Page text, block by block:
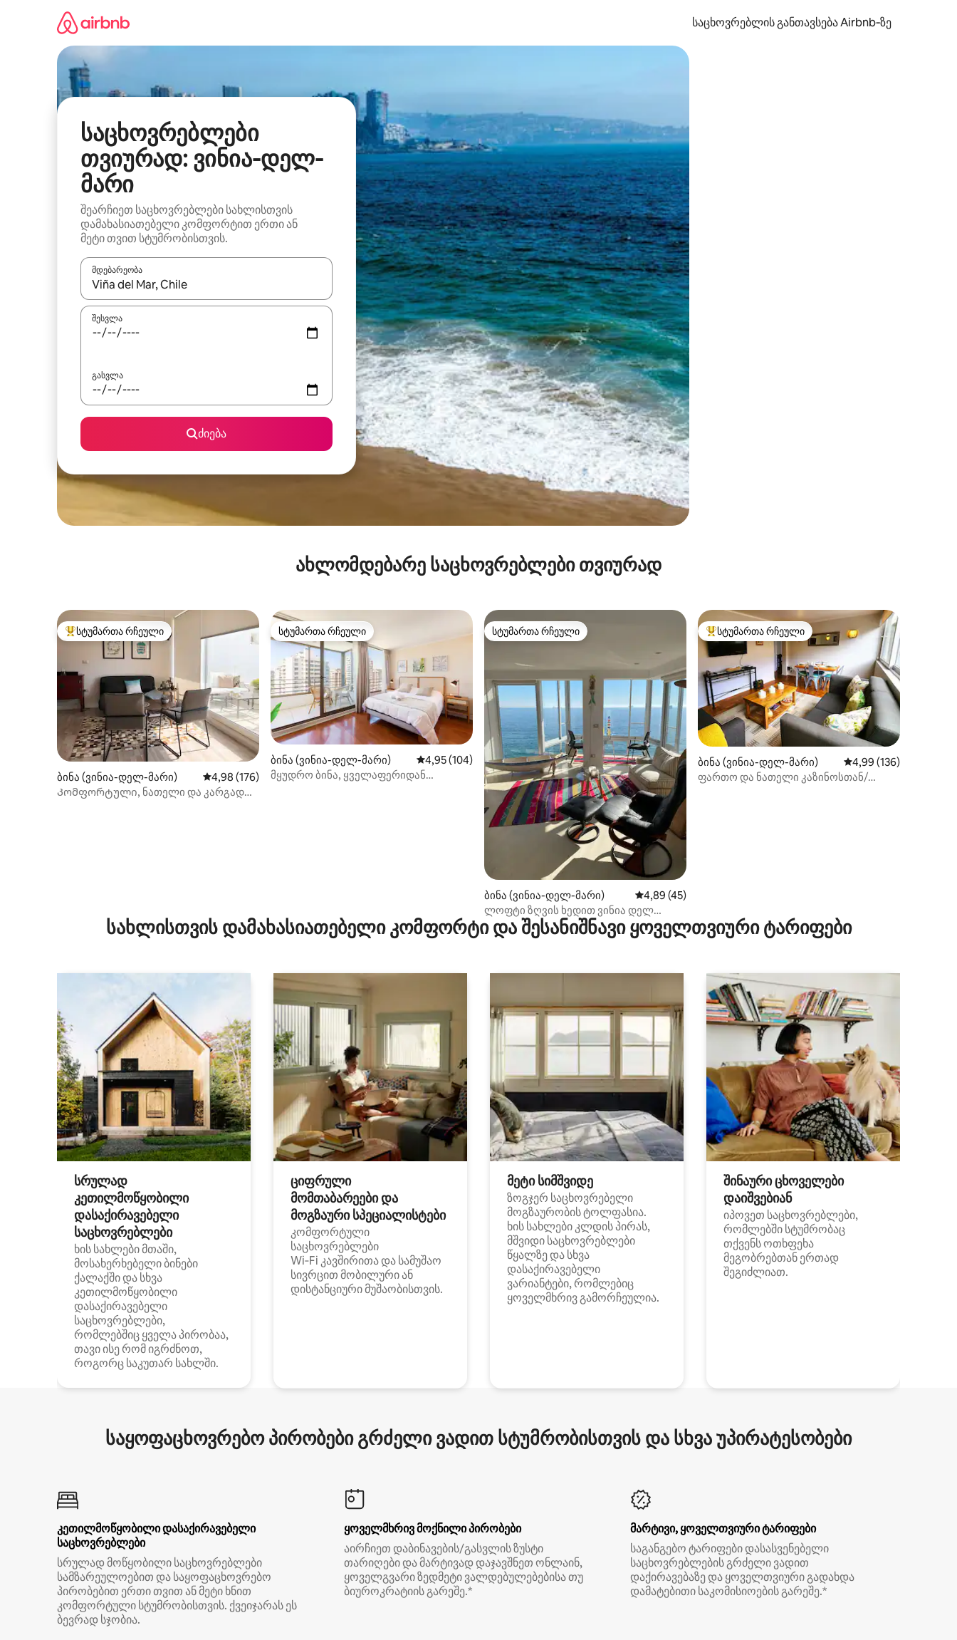
საცხოვრებლის განთავსება Airbnb‑ზე
საცხოვრებლები
თვიურად: ვინია-დელ-
მარი
შეარჩიეთ საცხოვრებლები სახლისთვის
დამახასიათებელი კომფორტით ერთი ან
მეტი თვით სტუმრობისთვის.
მდებარეობა
როცა შედეგები ხელმისაწვდომი გახდება, ნავიგაციისთვის გამოიყენეთ კლავიშები ზემოთ/ქვემოთ მიმართული ისრებით ან შეხებისა თუ თითის გასმის ჟესტები.
შესვლა
გასვლა
ძიება
ახლომდებარე საცხოვრებლები თვიურად
სტუმართა რჩეული მოწინავე ვარიანტი
სტუმართა რჩეული
ბინა (ვინია-დელ-მარი) საშუალო შეფასებაა 5‑დან 4,98, 176 მიმოხილვა
4,98 (176)
Კომფორტული, ნათელი და კარგად
სტუმართა რჩეული
სტუმართა რჩეული
ბინა (ვინია-დელ-მარი) საშუალო შეფასებაა 5‑დან 4,95, 104 მიმოხილვა
4,95 (104)
მყუდრო ბინა, ყველაფერიდან
სტუმართა რჩეული
სტუმართა რჩეული
ბინა (ვინია-დელ-მარი) საშუალო შეფასებაა 5‑დან 4,89, 45 მიმოხილვა
4,89 (45)
ლოფტი ზღვის ხედით ვინია დელ
მარში
სტუმართა რჩეული მოწინავე ვარიანტი
სტუმართა რჩეული
ბინა (ვინია-დელ-მარი) საშუალო შეფასებაა
4,99 (136)
ფართო და ნათელი კაზინოსთან/
სახლისთვის დამახასიათებელი კომფორტი და შესანიშნავი ყოველთვიური ტარიფები
სრულად
კეთილმოწყობილი
დასაქირავებელი
საცხოვრებლები
ხის სახლები მთაში,
მოსახერხებელი ბინები
ქალაქში და სხვა
კეთილმოწყობილი
დასაქირავებელი
საცხოვრებლები,
რომლებშიც ყველა პირობაა,
თავი ისე რომ იგრძნოთ,
როგორც საკუთარ სახლში.
ციფრული
მომთაბარეები და
მოგზაური სპეციალისტები
კომფორტული
საცხოვრებლები
Wi‑Fi კავშირითა და სამუშაო
სივრცით მობილური ან
დისტანციური მუშაობისთვის.
მეტი სიმშვიდე
ზოგჯერ საცხოვრებელი
მოგზაურობის ტოლფასია.
ხის სახლები კლდის პირას,
მშვიდი საცხოვრებლები
წყალზე და სხვა
დასაქირავებელი
ვარიანტები, რომლებიც
ყოველმხრივ გამორჩეულია.
შინაური ცხოველები
დაიშვებიან
იპოვეთ საცხოვრებლები,
რომლებში სტუმრობაც
თქვენს ოთხფეხა
მეგობრებთან ერთად
შეგიძლიათ.
საყოფაცხოვრებო პირობები გრძელი ვადით სტუმრობისთვის და სხვა უპირატესობები
კეთილმოწყობილი დასაქირავებელი
საცხოვრებლები
სრულად მოწყობილი საცხოვრებლები
სამზარეულოებით და საყოფაცხოვრებო
პირობებით ერთი თვით ან მეტი ხნით
კომფორტული სტუმრობისთვის. ქვეიჯარას ეს
ბევრად სჯობია.
ყოველმხრივ მოქნილი პირობები
აირჩიეთ დაბინავების/გასვლის ზუსტი
თარიღები და მარტივად დაჯავშნეთ ონლაინ,
ყოველგვარი ზედმეტი ვალდებულებებისა თუ
ბიუროკრატიის გარეშე.*
მარტივი, ყოველთვიური ტარიფები
საგანგებო ტარიფები დასასვენებელი
საცხოვრებლების გრძელი ვადით
დაქირავებაზე და ყოველთვიური გადახდა
დამატებითი საკომისიოების გარეშე.*